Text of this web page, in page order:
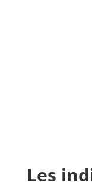
Les